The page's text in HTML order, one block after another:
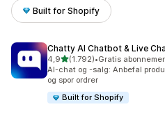
Built for Shopify
Chatty AI Chatbot & Live
4,9ud af 5 stjerner
(1.792)
1792 anmeldelser i alt
•Gratis
AI-chat og -salg: Anbefal
og spor ordrer
Built for Shopify